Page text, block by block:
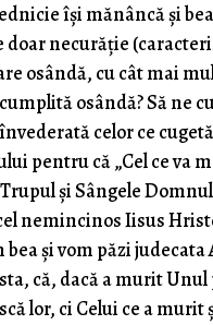
îşi mănâncă şi
doar necurăţie
osândă, cu cât mai
osândă? Să ne
celor ce
pentru că „Cel ce va
şi Sângele
nemincinos Iisus
şi vom păzi
că, dacă a murit
lor, ci Celui ce a murit